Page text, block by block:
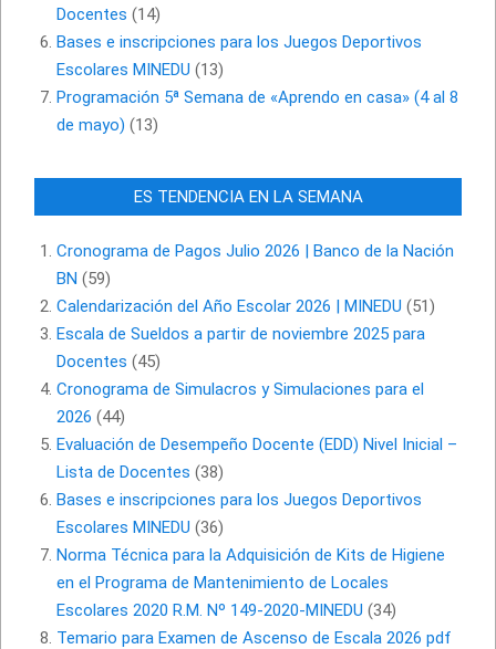
Docentes (14)
Bases e inscripciones para los Juegos Deportivos
Escolares MINEDU (13)
Programación 5ª Semana de «Aprendo en casa» (4 al 8
de mayo) (13)
ES TENDENCIA EN LA SEMANA
Cronograma de Pagos Julio 2026 | Banco de la Nación
BN (59)
Calendarización del Año Escolar 2026 | MINEDU (51)
Escala de Sueldos a partir de noviembre 2025 para
Docentes (45)
Cronograma de Simulacros y Simulaciones para el
2026 (44)
Evaluación de Desempeño Docente (EDD) Nivel Inicial –
Lista de Docentes (38)
Bases e inscripciones para los Juegos Deportivos
Escolares MINEDU (36)
Norma Técnica para la Adquisición de Kits de Higiene
en el Programa de Mantenimiento de Locales
Escolares 2020 R.M. Nº 149-2020-MINEDU (34)
Temario para Examen de Ascenso de Escala 2026 pdf